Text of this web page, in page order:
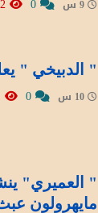
" الدبيخي "
" العميري"
مايهرولون